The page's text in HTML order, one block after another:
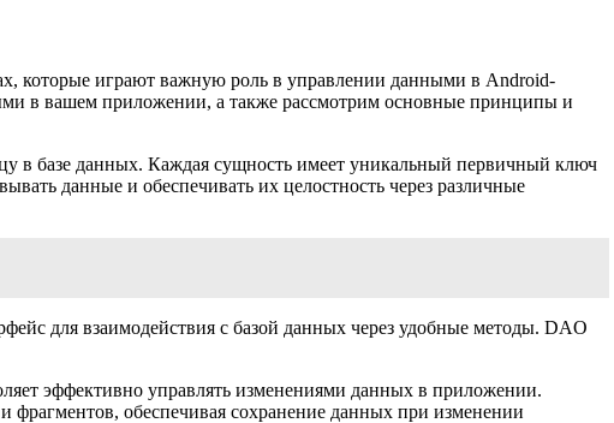
которые играют важную роль в управлении данными в Android-
в вашем приложении, а также рассмотрим основные принципы и
в базе данных. Каждая сущность имеет уникальный первичный ключ
данные и обеспечивать их целостность через различные
для взаимодействия с базой данных через удобные методы. DAO
эффективно управлять изменениями данных в приложении.
фрагментов, обеспечивая сохранение данных при изменении